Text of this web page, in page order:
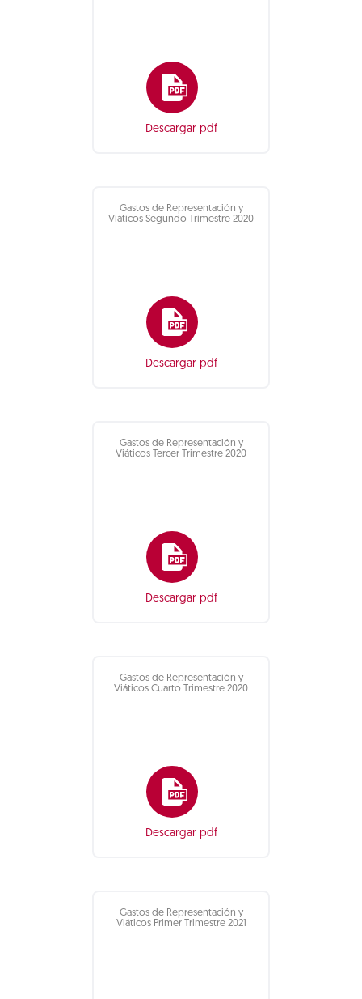
Descargar pdf
Gastos de Representación y
Viáticos Segundo Trimestre 2020
Descargar pdf
Gastos de Representación y
Viáticos Tercer Trimestre 2020
Descargar pdf
Gastos de Representación y
Viáticos Cuarto Trimestre 2020
Descargar pdf
Gastos de Representación y
Viáticos Primer Trimestre 2021